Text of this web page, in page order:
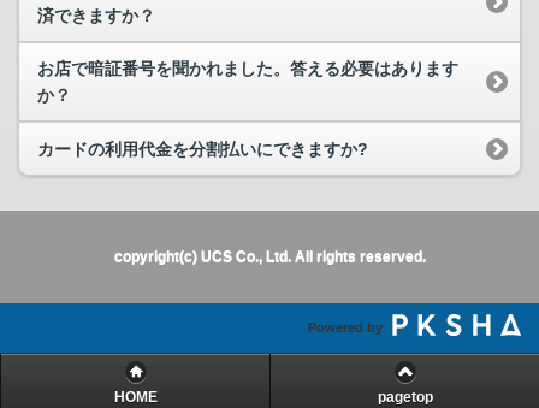
済できますか？
お店で暗証番号を聞かれました。答える必要はあります
か？
カードの利用代金を分割払いにできますか?
copyright(c) UCS Co., Ltd. All rights reserved.
Powered by
HOME pagetop